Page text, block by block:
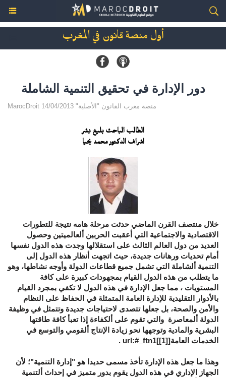
أول منصة قانون في المغرب
دور الإدارة في تحقيق التنمية الشاملة
MarocDroit منصة مغرب القانون "الأصلية" 14/04/2013
الطالب الباحث بليغ بشر
اشراف الدكتور محمد يحيا
خلال منتصف القرن الماضي حدثت مرحلة هامه نتيجة للتطورات
الاقتصادية والاجتماعية التي أعقبت الحربين ألعالميتين وحصول
العديد من دول العالم الثالث على استقلالها وجدت هذه الدول نفسها
أمام تحديات ورهانات جديدة، حيث اتجهت أنظار هذه الدول إلى
التنمية ألشاملة التي تشمل جميع قطاعات الدولة وأوجه نشاطها، وهو
ما يتطلب من هذه الدول القيام بمجهودات كبيرة على كافة
المستويات ، مما جعل الإدارة في هذه الدول لا تكفي بمجرد القيام
بالأدوار التقليدية للإدارة العامة المتمثلة في الحفاظ على النظام
والأمن والصحة، بل جعلها تتصدى لاحتياجات جديدة وتتمثل في وظيفة
الدولة ألمعاصرة والتي تقوم على ألكفاءة إذا تعبأ كافة طاقتها
البشرية والمادية وتوجهها نحو زيادة الإنتاج ألقومي والتوسع في
الخدمات العامة[[1]
]url:#_ftn1 .
وهذا ما جعل هذه الإدارة تأخذ مسمى حديدا هو "إدارة التنمية"؛ لأن
الجهاز الإداري في هذه الدول يقوم بدور متميز في إحداث ألتنمية